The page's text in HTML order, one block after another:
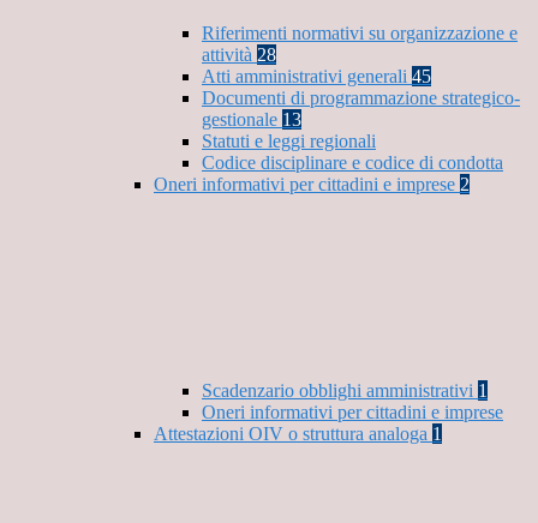
Riferimenti normativi su organizzazione e
attività 28
Atti amministrativi generali 45
Documenti di programmazione strategico-
gestionale 13
Statuti e leggi regionali
Codice disciplinare e codice di condotta
Oneri informativi per cittadini e imprese 2
Scadenzario obblighi amministrativi 1
Oneri informativi per cittadini e imprese
Attestazioni OIV o struttura analoga 1